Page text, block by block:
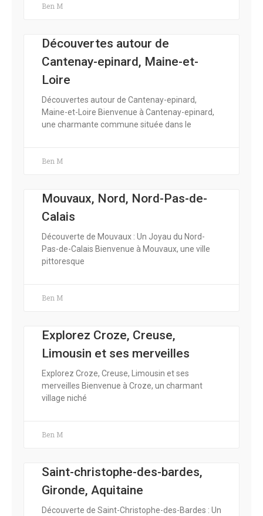
Ben M
Découvertes autour de
Cantenay-epinard, Maine-et-
Loire
Découvertes autour de Cantenay-epinard,
Maine-et-Loire Bienvenue à Cantenay-epinard,
une charmante commune située dans le
Ben M
Mouvaux, Nord, Nord-Pas-de-
Calais
Découverte de Mouvaux : Un Joyau du Nord-
Pas-de-Calais Bienvenue à Mouvaux, une ville
pittoresque
Ben M
Explorez Croze, Creuse,
Limousin et ses merveilles
Explorez Croze, Creuse, Limousin et ses
merveilles Bienvenue à Croze, un charmant
village niché
Ben M
Saint-christophe-des-bardes,
Gironde, Aquitaine
Découverte de Saint-Christophe-des-Bardes : Un